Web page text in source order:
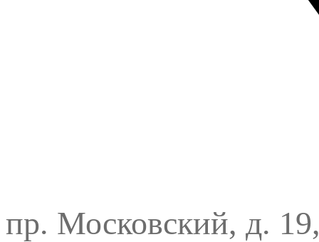
пр. Московский, д.